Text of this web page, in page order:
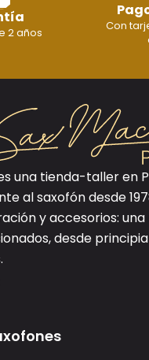
2 años
Con
una tienda-taller en
al saxofón desde
y accesorios:
desde